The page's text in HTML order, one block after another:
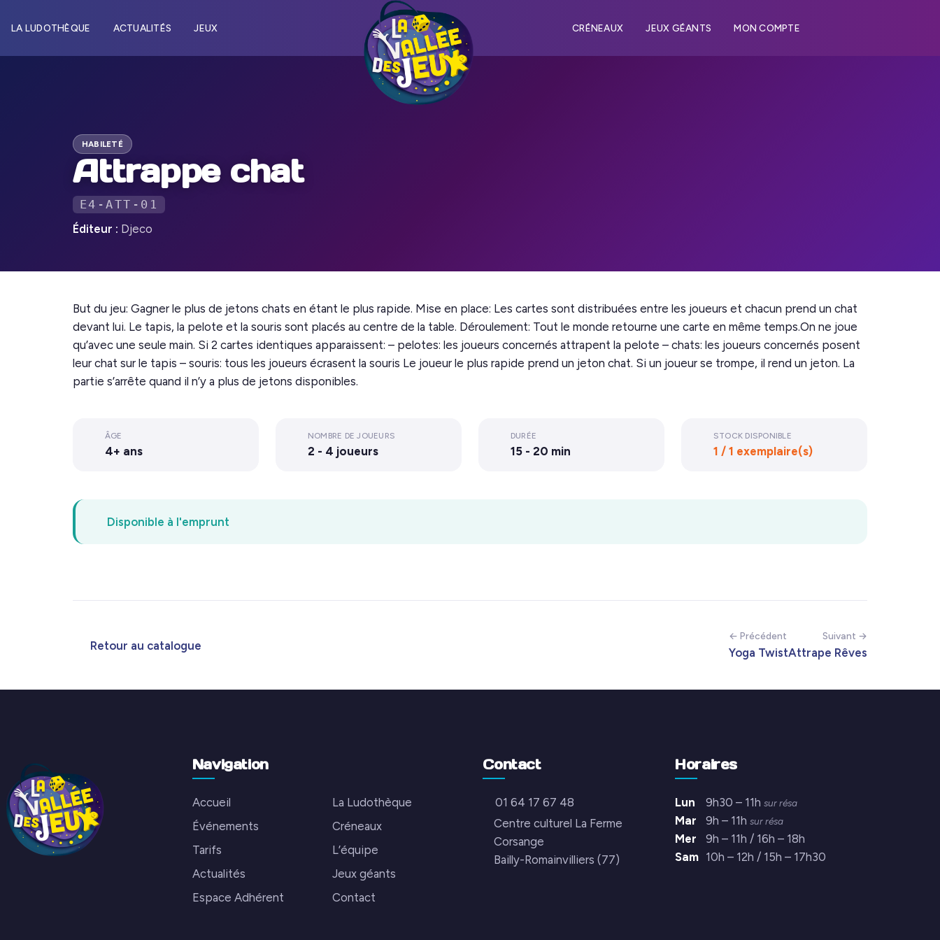
LA LUDOTHÈQUE ACTUALITÉS JEUX CRÉNEAUX JEUX GÉANTS MON COMPTE
HABILETÉ
Attrappe chat
E4-ATT-01
Éditeur : Djeco
But du jeu: Gagner le plus de jetons chats en étant le plus rapide. Mise en place: Les cartes sont distribuées entre les joueurs et chacun prend un chat
devant lui. Le tapis, la pelote et la souris sont placés au centre de la table. Déroulement: Tout le monde retourne une carte en même temps.On ne joue
qu’avec une seule main. Si 2 cartes identiques apparaissent: – pelotes: les joueurs concernés attrapent la pelote – chats: les joueurs concernés posent
leur chat sur le tapis – souris: tous les joueurs écrasent la souris Le joueur le plus rapide prend un jeton chat. Si un joueur se trompe, il rend un jeton. La
partie s’arrête quand il n’y a plus de jetons disponibles.
ÂGE
4+ ans
NOMBRE DE JOUEURS
2 - 4 joueurs
DURÉE
15 - 20 min
STOCK DISPONIBLE
1 / 1 exemplaire(s)
Disponible à l'emprunt
Retour au catalogue
← Précédent
Yoga Twist
Suivant →
Attrape Rêves
Navigation
Accueil
La Ludothèque
Événements
Créneaux
Tarifs
L’équipe
Actualités
Jeux géants
Espace Adhérent
Contact
Contact
01 64 17 67 48
Centre culturel La Ferme
Corsange
Bailly-Romainvilliers (77)
Horaires
Lun 9h30 – 11hsur résa
Mar 9h – 11hsur résa
Mer
9h – 11h / 16h – 18h
Sam 10h – 12h / 15h – 17h30